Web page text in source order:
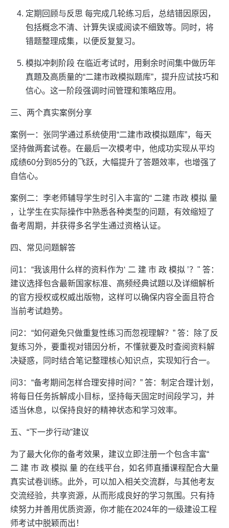
定期回顾与反思 每完成几轮练习后，总结错因原因，
包括概念不清、计算失误或阅读不细致等。同时，将
错题整理成集，以便反复复习。
模拟冲刺阶段 在临近考试时，用剩余时间集中做历年
真題及高质量的“二建市政模拟题库”，提升应试技巧和
信心。这一阶段强调时间管理和策略应用。
三、两个真实案例分享
案例一：张同学通过系统使用“二建市政模拟题库”，每天
坚持做两套试卷。在最后一次模考中，他成功实现从平均
成绩60分到85分的飞跃，大幅提升了答題效率，也增强了
自信心。
案例二：李老师辅导学生时引入丰富的“ 二建 市政 模拟 量
，让学生在实际操作中熟悉各种类型的问题，有效缩短了
备考周期，并获得多名学生通过资格认证。
四、常见问题解答
问1：“我该用什么样的资料作为‘ 二 建 市 政 模拟 ’？" 答：
建议选择包含最新国家标准、高频经典试題以及详细解析
的官方授权或权威出版物，这样可以确保内容全面且符合
当前考试趋势。
问2：“如何避免只做重复性练习而忽视理解？” 答：除了反
复练习外，要重视对错因分析，不懂就要及时查阅资料解
决疑惑，同时结合笔记整理核心知识点，实现知行合一。
问3：“备考期间怎样合理安排时间？” 答：制定合理计划，
将每日任务拆解成小目标，坚持每天固定时间段学习，并
适当休息，以保持良好的精神状态和学习效率。
五、“下一步行动”建议
为了最大化你的备考效果，建议立即注册一个包含丰富“
二 建 市 政 模拟 量 的在线平台，如名师直播课程配合大量
真实试卷训练。此外，可以加入相关交流群，与其他考友
交流经验，共享资源，从而形成良好的学习氛围。只有持
续努力并善用优质资源，你才能在2024年的一级建设工程
师考试中脱颖而出！